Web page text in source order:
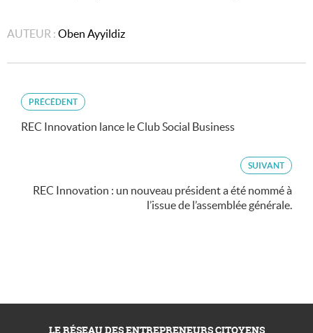
AUTEUR : Oben Ayyildiz
PRÉCÉDENT
REC Innovation lance le Club Social Business
SUIVANT
REC Innovation : un nouveau président a été nommé à
l’issue de l’assemblée générale.
LE RÉSEAU DES ENTREPRENEURS CITOYENS